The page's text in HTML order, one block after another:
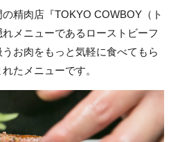
精肉店『TOKYO COWBOY（ト
メニューであるローストビーフ
お肉をもっと気軽に食べてもら
たメニューです。